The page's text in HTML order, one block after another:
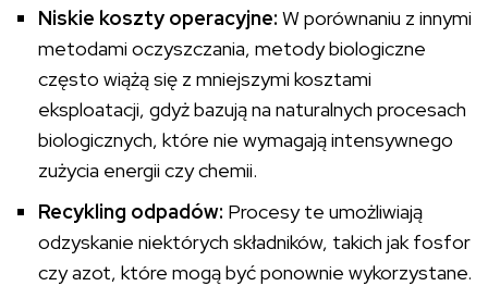
Niskie koszty operacyjne: W porównaniu z innymi
metodami oczyszczania, metody biologiczne
często wiążą się z mniejszymi kosztami
eksploatacji, gdyż bazują na naturalnych procesach
biologicznych, które nie wymagają intensywnego
zużycia energii czy chemii.
Recykling odpadów: Procesy te umożliwiają
odzyskanie niektórych składników, takich jak fosfor
czy azot, które mogą być ponownie wykorzystane.